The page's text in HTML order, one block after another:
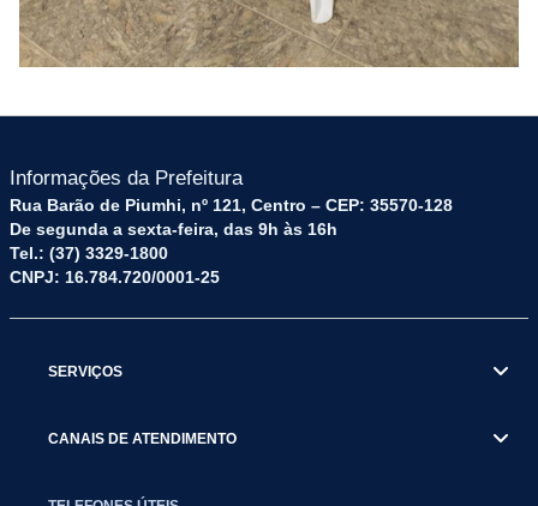
Informações da Prefeitura
Rua Barão de Piumhi, nº 121, Centro – CEP: 35570-128
De segunda a sexta-feira, das 9h às 16h
Tel.: (37) 3329-1800
CNPJ: 16.784.720/0001-25
SERVIÇOS
CANAIS DE ATENDIMENTO